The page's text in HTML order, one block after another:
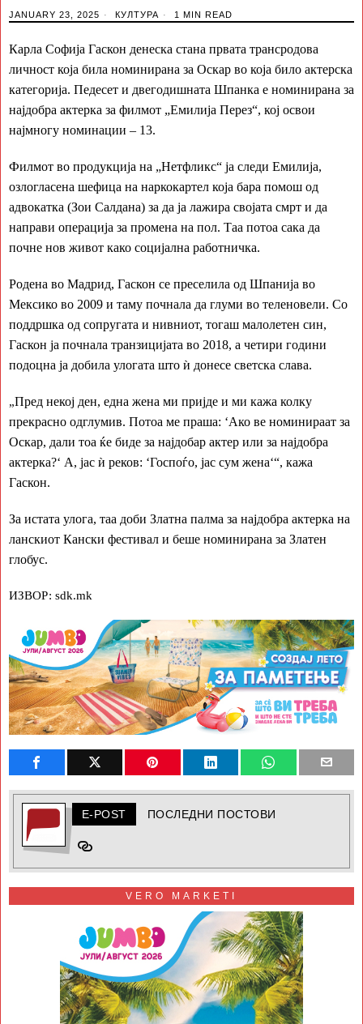
JANUARY 23, 2025 КУЛТУРА 1 MIN READ
Карла Софија Гаскон денеска стана првата трансродова
личност која била номинирана за Оскар во која било актерска
категорија. Педесет и двегодишната Шпанка е номинирана за
најдобра актерка за филмот „Емилија Перез“, кој освои
најмногу номинации – 13.
Филмот во продукција на „Нетфликс“ ја следи Емилија,
озлогласена шефица на наркокартел која бара помош од
адвокатка (Зои Салдана) за да ја лажира својата смрт и да
направи операција за промена на пол. Таа потоа сака да
почне нов живот како социјална работничка.
Родена во Мадрид, Гаскон се преселила од Шпанија во
Мексико во 2009 и таму почнала да глуми во теленовели. Со
поддршка од сопругата и нивниот, тогаш малолетен син,
Гаскон ја почнала транзицијата во 2018, а четири години
подоцна ја добила улогата што ѝ донесе светска слава.
„Пред некој ден, една жена ми пријде и ми кажа колку
прекрасно одглумив. Потоа ме праша: ‘Ако ве номинираат за
Оскар, дали тоа ќе биде за најдобар актер или за најдобра
актерка?‘ А, јас ѝ реков: ‘Госпоѓо, јас сум жена‘“, кажа
Гаскон.
За истата улога, таа доби Златна палма за најдобра актерка на
ланскиот Кански фестивал и беше номинирана за Златен
глобус.
ИЗВОР: sdk.mk
E-POST ПОСЛЕДНИ ПОСТОВИ
VERO MARKETI